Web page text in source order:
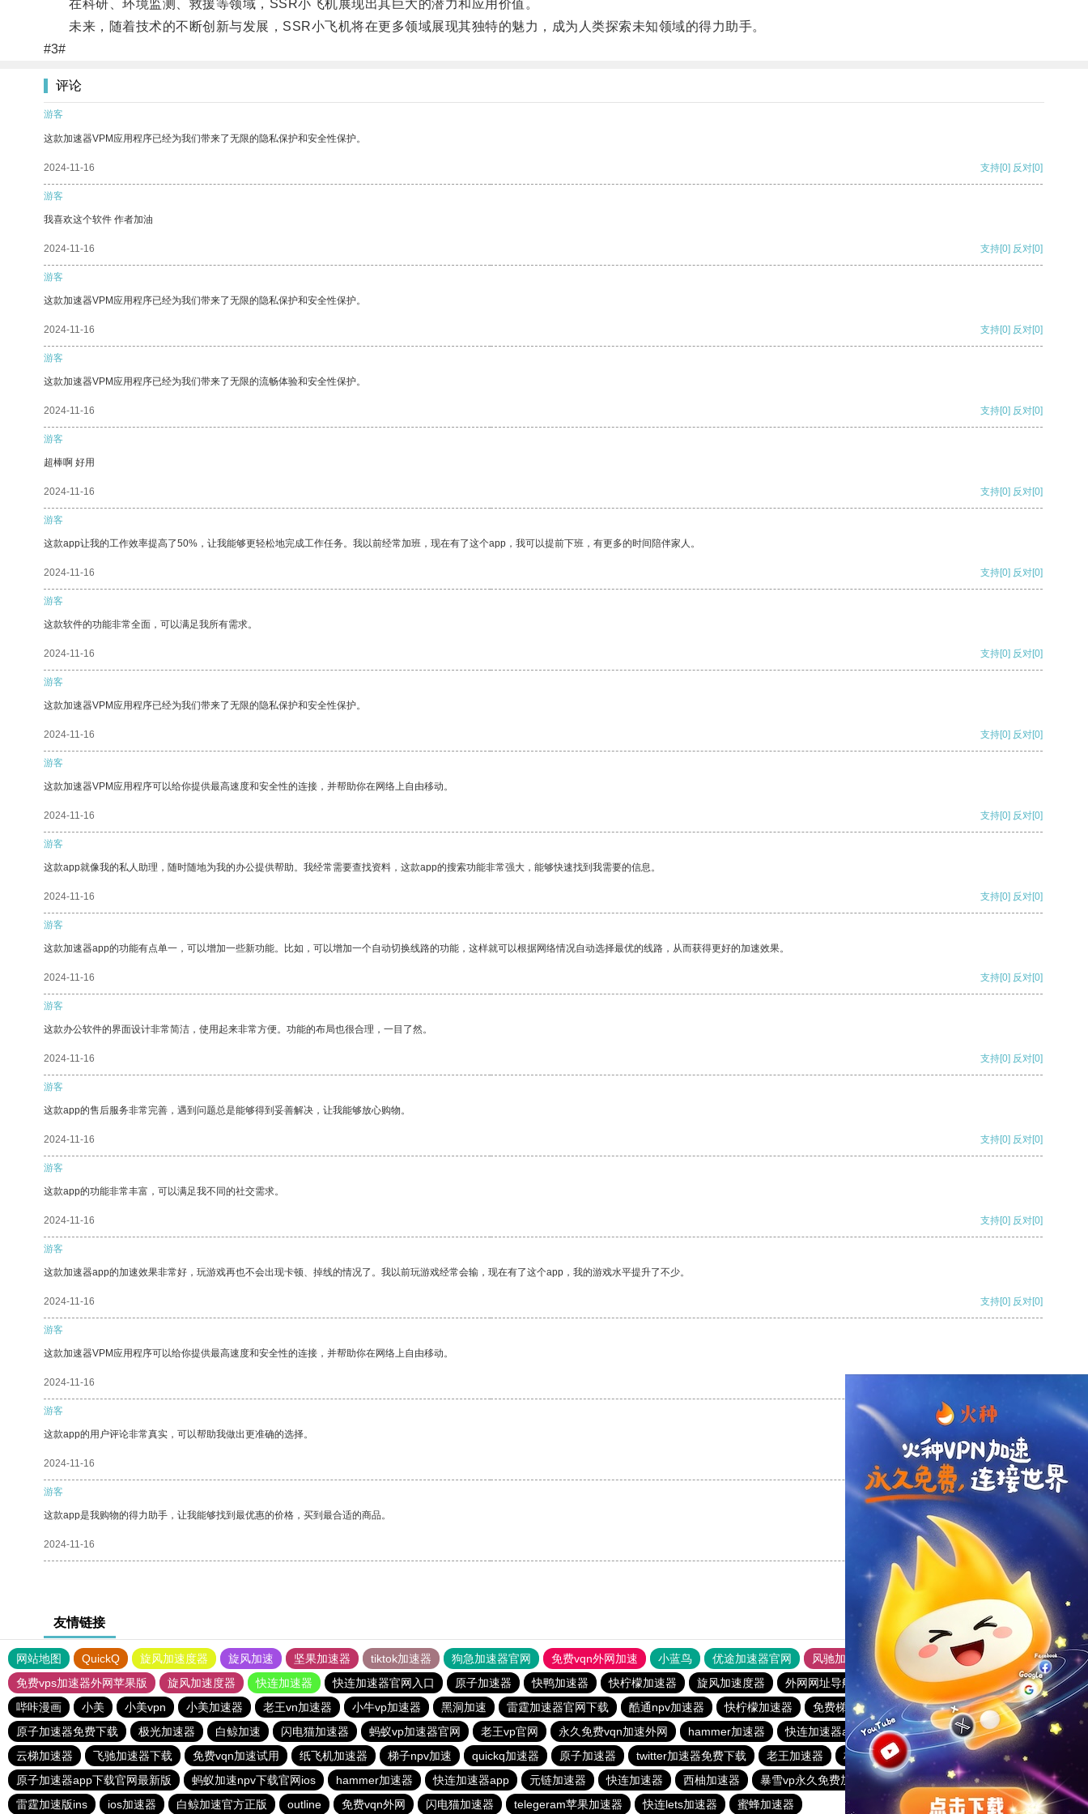
在科研、环境监测、救援等领域，SSR小飞机展现出其巨大的潜力和应用价值。
未来，随着技术的不断创新与发展，SSR小飞机将在更多领域展现其独特的魅力，成为人类探索未知领域的得力助手。
#3#
评论
游客
这款加速器VPM应用程序已经为我们带来了无限的隐私保护和安全性保护。
2024-11-16 支持[0] 反对[0]
游客
我喜欢这个软件 作者加油
2024-11-16 支持[0] 反对[0]
游客
这款加速器VPM应用程序已经为我们带来了无限的隐私保护和安全性保护。
2024-11-16 支持[0] 反对[0]
游客
这款加速器VPM应用程序已经为我们带来了无限的流畅体验和安全性保护。
2024-11-16 支持[0] 反对[0]
游客
超棒啊 好用
2024-11-16 支持[0] 反对[0]
游客
这款app让我的工作效率提高了50%，让我能够更轻松地完成工作任务。我以前经常加班，现在有了这个app，我可以提前下班，有更多的时间陪伴家人。
2024-11-16 支持[0] 反对[0]
游客
这款软件的功能非常全面，可以满足我所有需求。
2024-11-16 支持[0] 反对[0]
游客
这款加速器VPM应用程序已经为我们带来了无限的隐私保护和安全性保护。
2024-11-16 支持[0] 反对[0]
游客
这款加速器VPM应用程序可以给你提供最高速度和安全性的连接，并帮助你在网络上自由移动。
2024-11-16 支持[0] 反对[0]
游客
这款app就像我的私人助理，随时随地为我的办公提供帮助。我经常需要查找资料，这款app的搜索功能非常强大，能够快速找到我需要的信息。
2024-11-16 支持[0] 反对[0]
游客
这款加速器app的功能有点单一，可以增加一些新功能。比如，可以增加一个自动切换线路的功能，这样就可以根据网络情况自动选择最优的线路，从而获得更好的加速效果。
2024-11-16 支持[0] 反对[0]
游客
这款办公软件的界面设计非常简洁，使用起来非常方便。功能的布局也很合理，一目了然。
2024-11-16 支持[0] 反对[0]
游客
这款app的售后服务非常完善，遇到问题总是能够得到妥善解决，让我能够放心购物。
2024-11-16 支持[0] 反对[0]
游客
这款app的功能非常丰富，可以满足我不同的社交需求。
2024-11-16 支持[0] 反对[0]
游客
这款加速器app的加速效果非常好，玩游戏再也不会出现卡顿、掉线的情况了。我以前玩游戏经常会输，现在有了这个app，我的游戏水平提升了不少。
2024-11-16 支持[0] 反对[0]
游客
这款加速器VPM应用程序可以给你提供最高速度和安全性的连接，并帮助你在网络上自由移动。
2024-11-16
游客
这款app的用户评论非常真实，可以帮助我做出更准确的选择。
2024-11-16 支持 [0] 反对 [0]
游客
这款app是我购物的得力助手，让我能够找到最优惠的价格，买到最合适的商品。
2024-11-16 支持
友情链接
网站地图 QuickQ 旋风加速度器 旋风加速 坚果加速器 tiktok加速器 狗急加速器官网 免费vqn外网加速 小蓝鸟 优途加速器官网 风驰加速器
旋风加速器
免费vps加速器外网苹果版
旋风加速度器 快连加速器 快连加速器官网入口 原子加速器 快鸭加速器 快柠檬加速器 旋风加速度器 外网网址导航 软件中心 雷霆加速
狂飙加速器
哔咔漫画
小美 小美vpn 小美加速器 老王vn加速器 小牛vp加速器 黑洞加速 雷霆加速器官网下载 酷通npv加速器 快柠檬加速器 免费梯子加速器app七天
雷霆加器速
原子加速器免费下载
极光加速器 白鲸加速 闪电猫加速器 蚂蚁vp加速器官网 老王vp官网 永久免费vqn加速外网 hammer加速器 快连加速器app vp加速器官网
快鸭加速器
云梯加速器
飞驰加速器下载 免费vqn加速试用 纸飞机加速器 梯子npv加速 quickq加速器 原子加速器 twitter加速器免费下载 老王加速器
极光加速器
原子加速器app下载官网最新版
蚂蚁加速npv下载官网ios hammer加速器 快连加速器app 元链加速器 快连加速器 西柚加速器 暴雪vp永久免费加速器下载官网 ios加速器
快联加速器
雷霆加速版ins
ios加速器 白鲸加速官方正版 outline 免费vqn外网 闪电猫加速器 telegeram苹果加速器 快连lets加速器 蜜蜂加速器